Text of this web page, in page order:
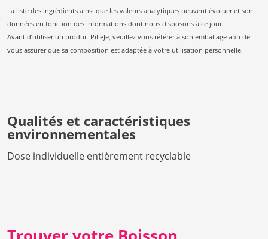
La liste des ingrédients ainsi que les valeurs analytiques peuvent évoluer et sont
données en fonction des informations dont nous disposons à ce jour.
Avant d’utiliser un produit PiLeJe, veuillez vous référer à son emballage afin de
vous assurer que sa composition est adaptée à votre utilisation personnelle.
Qualités et caractéristiques
environnementales
Dose individuelle entièrement recyclable